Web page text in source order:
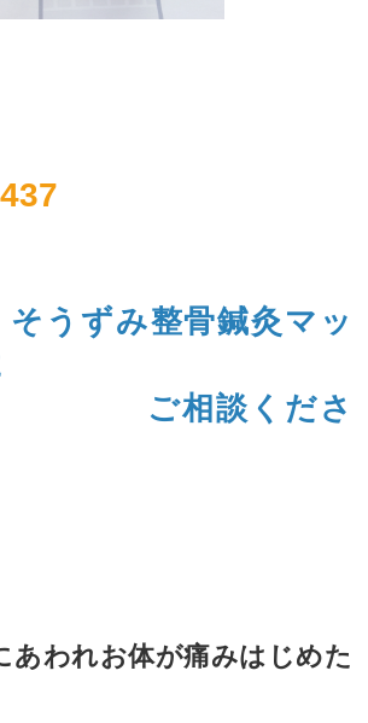
そうずみ整骨鍼灸マッ
談くださ
あわれお体が痛みはじめた